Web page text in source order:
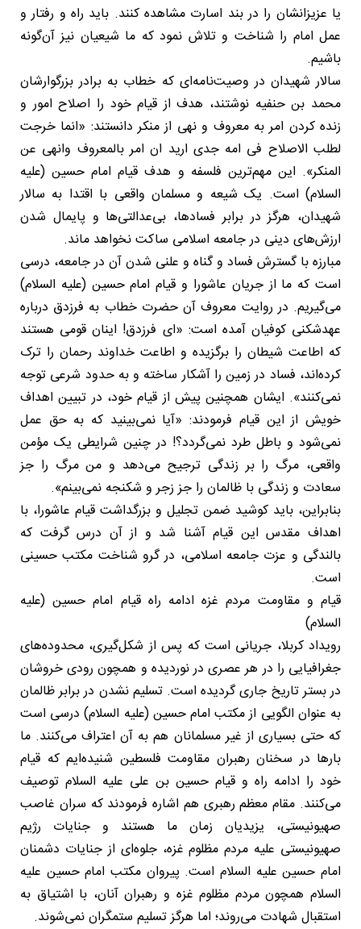
یا عزیزانشان را در بند اسارت مشاهده کنند. باید راه و رفتار و
عمل امام را شناخت و تلاش نمود که ما شیعیان نیز آن‌گونه
باشیم.
سالار شهیدان در وصیت‌نامه‌ای که خطاب به برادر بزرگوارشان
محمد بن حنفیه نوشتند، هدف از قیام خود را اصلاح امور و
زنده کردن امر به معروف و نهی از منکر دانستند: «انما خرجت
لطلب الاصلاح فی امه جدی ارید ان امر بالمعروف وانهی عن
المنکر». این مهم‌ترین فلسفه و هدف قیام امام حسین (علیه
السلام) است. یک شیعه و مسلمان واقعی با اقتدا به سالار
شهیدان، هرگز در برابر فسادها، بی‌عدالتی‌ها و پایمال شدن
ارزش‌های دینی در جامعه اسلامی ساکت نخواهد ماند.
مبارزه با گسترش فساد و گناه و علنی شدن آن در جامعه، درسی
است که ما از جریان عاشورا و قیام امام حسین (علیه السلام)
می‌گیریم. در روایت معروف آن حضرت خطاب به فرزدق درباره
عهدشکنی کوفیان آمده است: «ای فرزدق! اینان قومی هستند
که اطاعت شیطان را برگزیده و اطاعت خداوند رحمان را ترک
کرده‌اند، فساد در زمین را آشکار ساخته و به حدود شرعی توجه
نمی‌کنند». ایشان همچنین پیش از قیام خود، در تبیین اهداف
خویش از این قیام فرمودند: «آیا نمی‌بینید که به حق عمل
نمی‌شود و باطل طرد نمی‌گردد؟! در چنین شرایطی یک مؤمن
واقعی، مرگ را بر زندگی ترجیح می‌دهد و من مرگ را جز
سعادت و زندگی با ظالمان را جز زجر و شکنجه نمی‌بینم».
بنابراین، باید کوشید ضمن تجلیل و بزرگداشت قیام عاشورا، با
اهداف مقدس این قیام آشنا شد و از آن درس گرفت که
بالندگی و عزت جامعه اسلامی، در گرو شناخت مکتب حسینی
است.
قیام و مقاومت مردم غزه ادامه راه قیام امام حسین (علیه
السلام)
رویداد کربلا، جریانی است که پس از شکل‌گیری، محدوده‌های
جغرافیایی را در هر عصری در نوردیده و همچون رودی خروشان
در بستر تاریخ جاری گردیده است. تسلیم نشدن در برابر ظالمان
به عنوان الگویی از مکتب امام حسین (علیه السلام) درسی است
که حتی بسیاری از غیر مسلمانان هم به آن اعتراف می‌کنند. ما
بارها در سخنان رهبران مقاومت فلسطین شنیده‌ایم که قیام
خود را ادامه راه و قیام حسین بن علی علیه السلام توصیف
می‌کنند. مقام معظم رهبری هم اشاره فرمودند که سران غاصب
صهیونیستی، یزیدیان زمان ما هستند و جنایات رژیم
صهیونیستی علیه مردم مظلوم غزه، جلوه‌ای از جنایات دشمنان
امام حسین علیه السلام است. پیروان مکتب امام حسین علیه
السلام همچون مردم مظلوم غزه و رهبران آنان، با اشتیاق به
استقبال شهادت می‌روند؛ اما هرگز تسلیم ستمگران نمی‌شوند.